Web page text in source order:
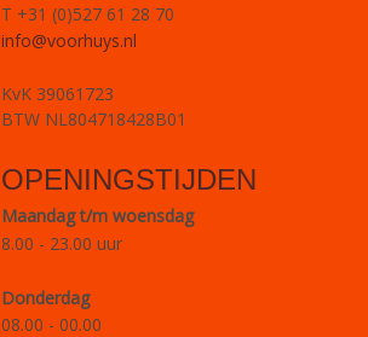
T +31 (0)527 61 28 70
info@voorhuys.nl
KvK 39061723
BTW NL804718428B01
OPENINGSTIJDEN
Maandag t/m woensdag
8.00 - 23.00 uur
Donderdag
08.00 - 00.00